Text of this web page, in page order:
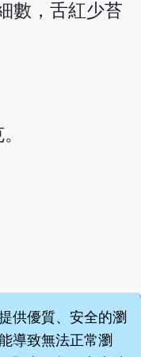
數，舌紅少苔
供優質、安全的瀏
導致無法正常瀏